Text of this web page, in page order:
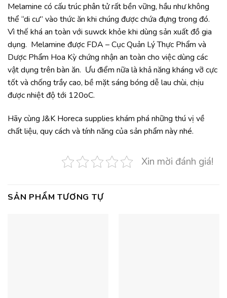
Melamine có cấu trúc phân tử rất bền vững, hầu như không
thể “di cư” vào thức ăn khi chúng được chứa đựng trong đó.
Vì thế khá an toàn với suwck khỏe khi dùng sản xuất đồ gia
dụng. Melamine được FDA – Cục Quản Lý Thực Phẩm và
Dược Phẩm Hoa Kỳ chứng nhận an toàn cho việc dùng các
vật dụng trên bàn ăn. Ưu điểm nữa là khả năng kháng vỡ cực
tốt và chống trầy cao, bề mặt sáng bóng dễ lau chùi, chịu
được nhiệt độ tới 120oC.
Hãy cùng J&K Horeca supplies khám phá những thú vị về
chất liệu, quy cách và tính năng của sản phẩm này nhé.
Xin mời đánh giá!
SẢN PHẨM TƯƠNG TỰ